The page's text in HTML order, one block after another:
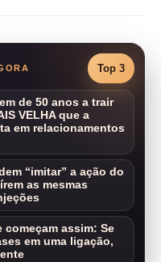
Top 3
de 50 anos a trair
VELHA que a
em relacionamentos
“imitar” a ação do
as mesmas
assim: Se
em uma ligação,